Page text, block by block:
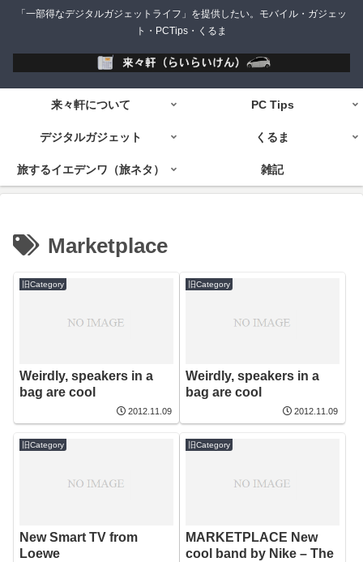
「一部得なデジタルガジェットライフ」を提供したい。モバイル・ガジェッ
ト・PCTips・くるま
来々軒について PC Tips
デジタルガジェット くるま
旅するイエデンワ（旅ネタ） 雑記
Marketplace
旧Category
Weirdly, speakers in a
bag are cool
2012.11.09
旧Category
Weirdly, speakers in a
bag are cool
2012.11.09
旧Category
New Smart TV from
Loewe
旧Category
MARKETPLACE New
cool band by Nike – The